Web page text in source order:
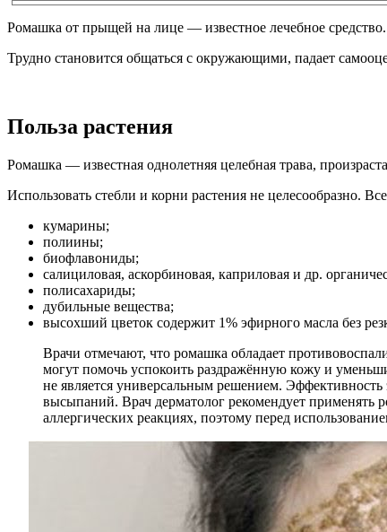
Ромашка от прыщей на лице — известное лечебное
Трудно становится общаться с окружающими, падает
Польза растения
Ромашка — известная однолетняя целебная трава,
Использовать стебли и корни растения не целесообразно.
кумарины;
полиины;
биофлавониды;
салициловая, аскорбиновая, каприловая и др.
полисахариды;
дубильные вещества;
высохший цветок содержит 1% эфирного масла без
Врачи отмечают, что ромашка обладает
могут помочь успокоить раздражённую кожу и
не является универсальным решением.
высыпаний. Врач дерматолог рекомендует применять
аллергических реакциях, поэтому перед